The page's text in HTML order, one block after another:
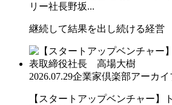
リー社長野坂...
継続して結果を出し続ける経営
2026.07.29企業家倶楽部アーカイ
【スタートアップベンチャー】